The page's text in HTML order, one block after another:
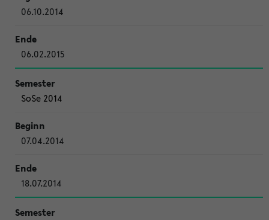
06.10.2014
06.02.2015
SoSe 2014
07.04.2014
18.07.2014